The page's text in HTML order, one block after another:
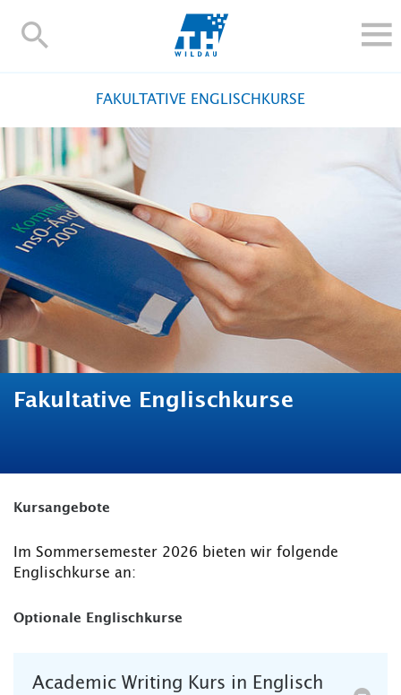
TH-
FORSCHUNG UND TRANSFER
ALUMNI
HOCHSCHULE
INTERNATIONAL
Blogs Kontakt und Anfahrt Webmail Moodle
TH Online-Portal Personensuche
FAKULTATIVE ENGLISCHKURSE
Fakultative Englischkurse
Kursangebote
Im Sommersemester 2026 bieten wir folgende
Englischkurse an:
Optionale Englischkurse
Academic Writing Kurs in Englisch